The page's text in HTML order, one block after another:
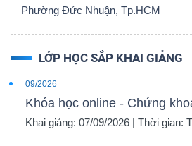
Phường Đức Nhuận, Tp.HCM
LỚP HỌC SẮP KHAI GIẢNG
09/2026
Khóa học online - Chứng
Khai giảng: 07/09/2026 | Thời gian: